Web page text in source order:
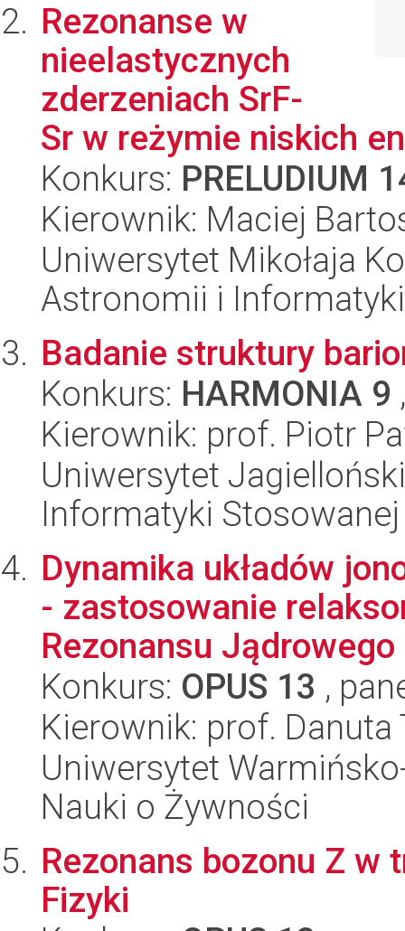
Rezonanse w
nieelastycznych
zderzeniach SrF-
Sr w reżymie niskich
Konkurs: PRELUDIUM
Kierownik: Maciej
Uniwersytet Mikołaja
Astronomii i
Badanie struktury
Konkurs: HARMONIA 9
Kierownik: prof. Piotr
Uniwersytet
Informatyki Stosowanej
Dynamika układów
- zastosowanie
Rezonansu Jądrowego
Konkurs: OPUS 13 ,
Kierownik: prof. Danuta
Uniwersytet
Nauki o Żywności
Rezonans bozonu Z
Fizyki